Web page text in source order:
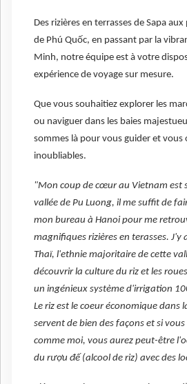
Des rizières en terrasses de Sapa
de Phú Quốc, en passant par la
Minh, notre équipe est à votre
expérience de voyage sur mesure.
Que vous souhaitiez explorer les
ou naviguer dans les baies
sommes là pour vous guider et
inoubliables.
"Mon coup de cœur au Vietnam est
vallée de Pu Luong, il me suffit de
mon bureau à Hanoi pour me
magnifiques rizières en terasses. J'y
Thaï, l'ethnie majoritaire de cette
découvrir la culture du riz et les
un ingénieux système d'irrigation
Le riz est le coeur économique dans
servent de bien des façons et si
comme moi, vous aurez peut-être
du rượu đế (alcool de riz) avec des